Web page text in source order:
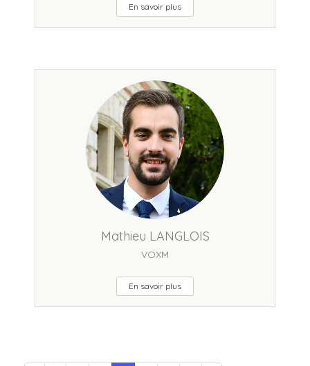
En savoir plus
Mathieu LANGLOIS
VOXM
En savoir plus